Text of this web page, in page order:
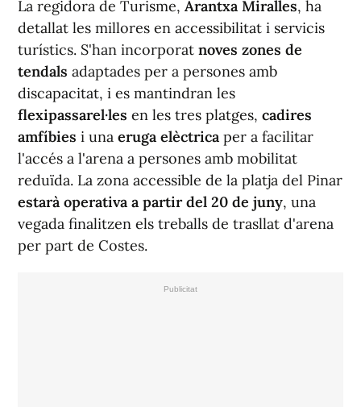
La regidora de Turisme, Arantxa Miralles, ha
detallat les millores en accessibilitat i servicis
turístics. S'han incorporat noves zones de
tendals adaptades per a persones amb
discapacitat, i es mantindran les
flexipassarel·les en les tres platges, cadires
amfíbies i una eruga elèctrica per a facilitar
l'accés a l'arena a persones amb mobilitat
reduïda. La zona accessible de la platja del Pinar
estarà operativa a partir del 20 de juny, una
vegada finalitzen els treballs de trasllat d'arena
per part de Costes.